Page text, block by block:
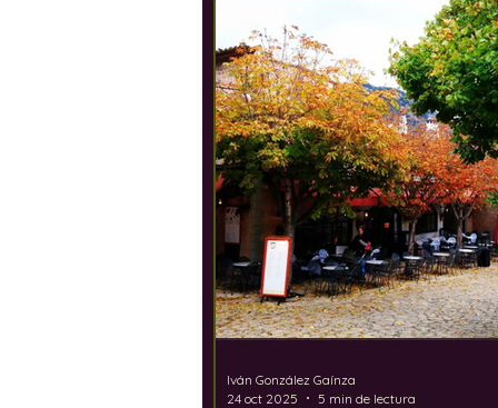
del vino. Al final del evento, la
las hojas están llenas de notas,
que la otra mitad quedan
bajo un montón de copas de
Iván González Gaínza
24 oct 2025
5 min de lectura